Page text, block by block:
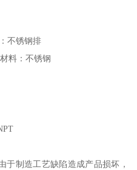
不锈钢排
料：不锈钢
于制造工艺缺陷造成产品损坏，